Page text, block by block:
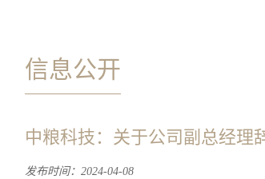
信息公开
中粮科技：关于公司副总经理
发布时间：2024-04-08